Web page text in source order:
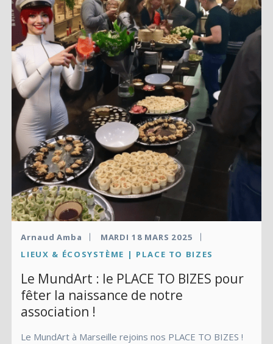
Arnaud Amba
MARDI 18 MARS 2025
LIEUX & ÉCOSYSTÈME | PLACE TO BIZES
Le MundArt : le PLACE TO BIZES pour
fêter la naissance de notre
association !
Le MundArt à Marseille rejoins nos PLACE TO BIZES !